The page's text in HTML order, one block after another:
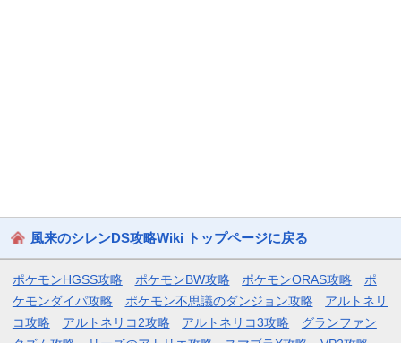
風来のシレンDS攻略Wiki トップページに戻る
ポケモンHGSS攻略 ポケモンBW攻略 ポケモンORAS攻略
ポ
ケモンダイパ攻略
ポケモン不思議のダンジョン攻略
アルトネリ
コ攻略
アルトネリコ2攻略 アルトネリコ3攻略
グランファン